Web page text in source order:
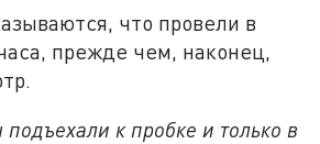
что провели в
прежде чем, наконец,
к пробке и только в